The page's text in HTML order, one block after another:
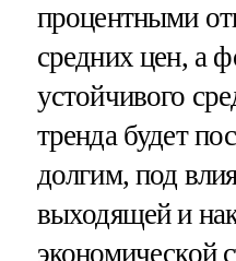
процентными
средних цен, а
устойчивого
тренда будет
долгим, под
выходящей и
экономической